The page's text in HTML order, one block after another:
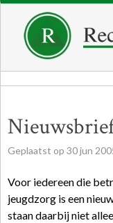
Geplaatst op 30jun
Voor iedereen die
jeugdzorg is een
staan daarbij niet